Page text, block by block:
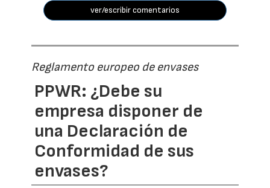
ver/escribir comentarios
Reglamento europeo de envases
PPWR: ¿Debe su
empresa disponer de
una Declaración de
Conformidad de sus
envases?